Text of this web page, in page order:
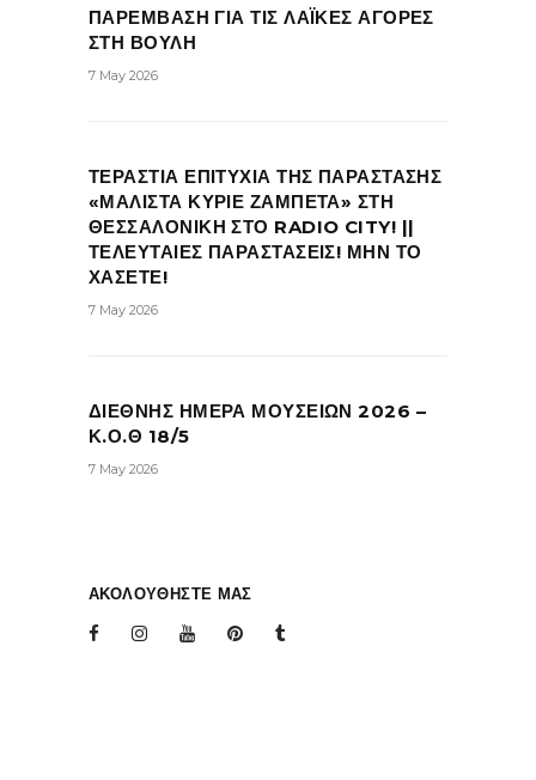
ΠΑΡΕΜΒΑΣΗ ΓΙΑ ΤΙΣ ΛΑΪΚΕΣ ΑΓΟΡΕΣ
ΣΤΗ ΒΟΥΛΗ
7 May 2026
ΤΕΡΑΣΤΙΑ ΕΠΙΤΥΧΙΑ ΤΗΣ ΠΑΡΑΣΤΑΣΗΣ
«ΜΑΛΙΣΤΑ ΚΥΡΙΕ ΖΑΜΠΕΤΑ» ΣΤΗ
ΘΕΣΣΑΛΟΝΙΚΗ ΣΤΟ RADIO CITY! ||
ΤΕΛΕΥΤΑΙΕΣ ΠΑΡΑΣΤΑΣΕΙΣ! ΜΗΝ ΤΟ
ΧΑΣΕΤΕ!
7 May 2026
ΔΙΕΘΝΗΣ ΗΜΕΡΑ ΜΟΥΣΕΙΩΝ 2026 –
Κ.Ο.Θ 18/5
7 May 2026
ΑΚΟΛΟΥΘΗΣΤΕ ΜΑΣ